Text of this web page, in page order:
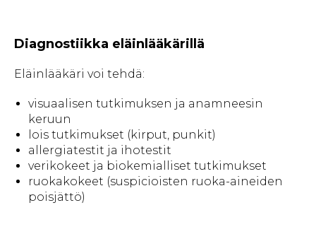
Diagnostiikka eläinlääkärillä
Eläinlääkäri voi tehdä:
visuaalisen tutkimuksen ja anamneesin
keruun
lois tutkimukset (kirput, punkit)
allergiatestit ja ihotestit
verikokeet ja biokemialliset tutkimukset
ruokakokeet (suspicioisten ruoka-aineiden
poisjättö)